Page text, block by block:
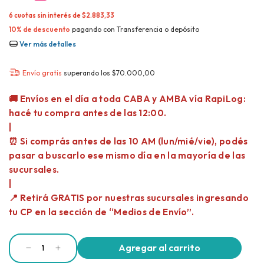
6 cuotas sin interés de$2.883,33
10% de descuento pagando con Transferencia o depósito
Ver más detalles
Envío gratis superando los $70.000,00